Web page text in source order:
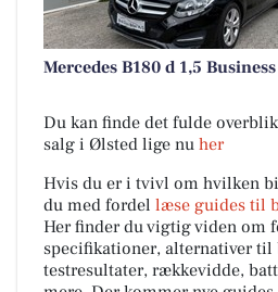
Mercedes B180 d 1,5 Business
Du kan finde det fulde
salg i Ølsted lige nu her
Hvis du er i tvivl om hvilken
du med fordel læse guides til
Her finder du vigtig viden om
specifikationer, alternativer
testresultater, rækkevidde,